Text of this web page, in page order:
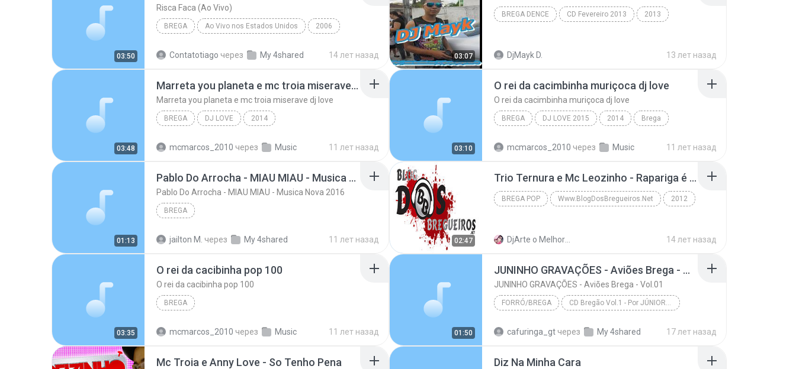
03:50
Risca Faca (Ao Vivo)
BREGA Ao Vivo nos Estados Unidos 2006
Contatotiago через My 4shared 14 лет назад 03:07
BREGA DENCE CD Fevereiro 2013 2013
DjMayk D. 13 лет назад
03:48
Marreta you planeta e mc troia miserave dj love
Marreta you planeta e mc troia miserave dj love
BREGA DJ LOVE 2014
mcmarcos_2010 через Music 11 лет назад 03:10
O rei da cacimbinha muriçoca dj love
O rei da cacimbinha muriçoca dj love
BREGA DJ LOVE 2015 2014 Brega
mcmarcos_2010 через Music 11 лет назад
01:13
Pablo Do Arrocha - MIAU MIAU - Musica Nova 2016
Pablo Do Arrocha - MIAU MIAU - Musica Nova 2016
BREGA
jailton M. через My 4shared 11 лет назад 02:47
Trio Ternura e Mc Leozinho - Rapariga é Boia ( ( DJ Arte o Melhor Do Brega Fank Divuga ).mp3
BREGA POP Www.BlogDosBregueiros.Net 2012
14 лет назад
03:35
O rei da cacibinha pop 100
O rei da cacibinha pop 100
BREGA
mcmarcos_2010 через Music 11 лет назад 01:50
JUNINHO GRAVAÇÕES - Aviões Brega - Vol.01
JUNINHO GRAVAÇÕES - Aviões Brega - Vol.01
FORRÓ/BREGA CD Bregão Vol.1 - Por JÚNIOR GOMES
cafuringa_gt через My 4shared 17 лет назад
Mc Troia e Anny Love - So Tenho Pena Diz Na Minha Cara